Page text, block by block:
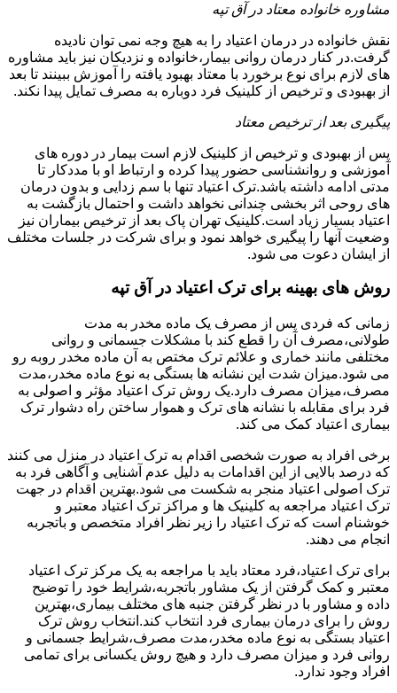
مشاوره خانواده معتاد در آق تپه
نقش خانواده در درمان اعتیاد را به هیچ وجه نمی توان نادیده
گرفت.در کنار درمان روانی بیمار،خانواده و نزدیکان نیز باید مشاوره
های لازم برای نوع برخورد با معتاد بهبود یافته را آموزش ببینند تا بعد
از بهبودی و ترخیص از کلینیک فرد دوباره به مصرف تمایل پیدا نکند.
پیگیری بعد از ترخیص معتاد
پس از بهبودی و ترخیص از کلینیک لازم است بیمار در دوره های
آموزشی و روانشناسی حضور پیدا کرده و ارتباط او با مددکار تا
مدتی ادامه داشته باشد.ترک اعتیاد تنها با سم زدایی و بدون درمان
های روحی اثر بخشی چندانی نخواهد داشت و احتمال بازگشت به
اعتیاد بسیار زیاد است.کلینیک تهران پاک بعد از ترخیص بیماران نیز
وضعیت آنها را پیگیری خواهد نمود و برای شرکت در جلسات مختلف
از ایشان دعوت می شود.
روش های بهینه برای ترک اعتیاد در آق تپه
زمانی که فردی پس از مصرف یک ماده مخدر به مدت
طولانی،مصرف آن را قطع کند با مشکلات جسمانی و روانی
مختلفی مانند خماری و علائم ترک مختص به آن ماده مخدر روبه رو
می شود.میزان شدت این نشانه ها بستگی به نوع ماده مخدر،مدت
مصرف،میزان مصرف دارد.یک روش ترک اعتیاد مؤثر و اصولی به
فرد برای مقابله با نشانه های ترک و هموار ساختن راه دشوار ترک
بیماری اعتیاد کمک می کند.
برخی افراد به صورت شخصی اقدام به ترک اعتیاد در منزل می کنند
که درصد بالایی از این اقدامات به دلیل عدم آشنایی و آگاهی فرد به
ترک اصولی اعتیاد منجر به شکست می شود.بهترین اقدام در جهت
ترک اعتیاد مراجعه به کلینیک ها و مراکز ترک اعتیاد معتبر و
خوشنام است که ترک اعتیاد را زیر نظر افراد متخصص و باتجربه
انجام می دهند.
برای ترک اعتیاد،فرد معتاد باید با مراجعه به یک مرکز ترک اعتیاد
معتبر و کمک گرفتن از یک مشاور باتجربه،شرایط خود را توضیح
داده و مشاور با در نظر گرفتن جنبه های مختلف بیماری،بهترین
روش را برای درمان بیماری فرد انتخاب کند.انتخاب روش ترک
اعتیاد بستگی به نوع ماده مخدر،مدت مصرف،شرایط جسمانی و
روانی فرد و میزان مصرف دارد و هیچ روش یکسانی برای تمامی
افراد وجود ندارد.